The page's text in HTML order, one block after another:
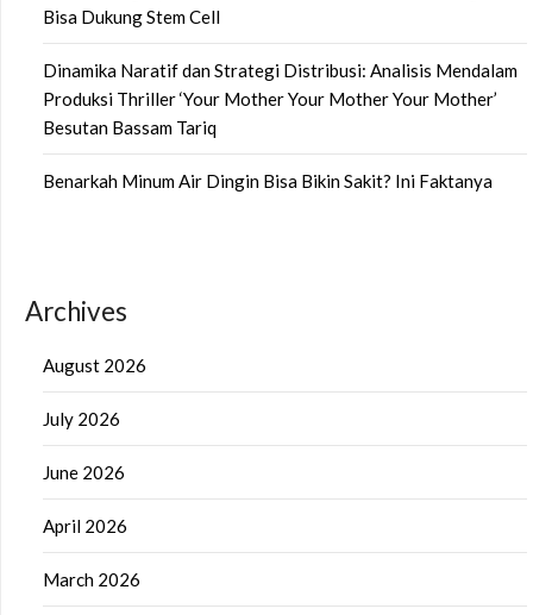
Bisa Dukung Stem Cell
Dinamika Naratif dan Strategi Distribusi: Analisis Mendalam
Produksi Thriller ‘Your Mother Your Mother Your Mother’
Besutan Bassam Tariq
Benarkah Minum Air Dingin Bisa Bikin Sakit? Ini Faktanya
Archives
August 2026
July 2026
June 2026
April 2026
March 2026